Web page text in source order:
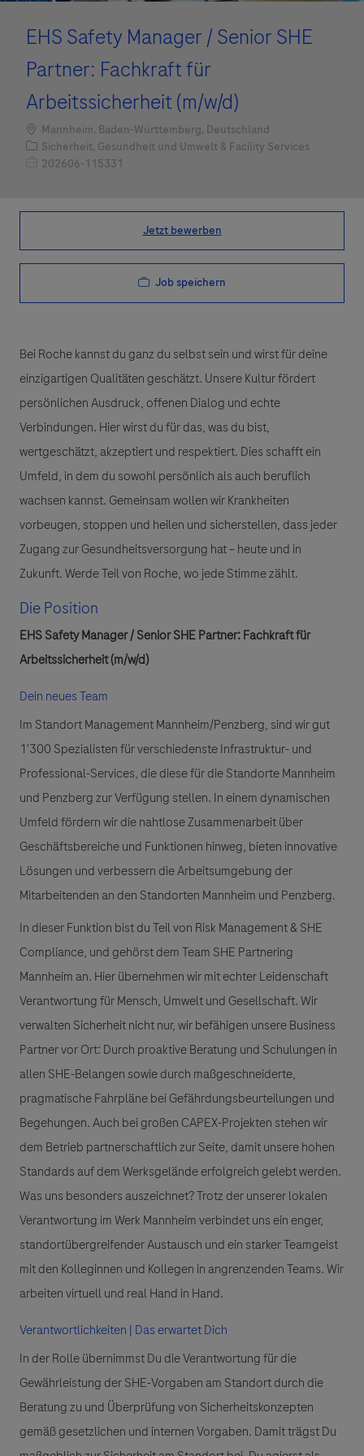
EHS Safety Manager / Senior SHE
Partner: Fachkraft für
Arbeitssicherheit (m/w/d)
Standort
Mannheim, Baden-Württemberg, Deutschland
Kategorie
Sicherheit, Gesundheit und Umwelt & Facility Services
Job-ID202606-115331
Jetzt bewerben
Job speichern
Bei Roche kannst du ganz du selbst sein und wirst für deine
einzigartigen Qualitäten geschätzt. Unsere Kultur fördert
persönlichen Ausdruck, offenen Dialog und echte
Verbindungen. Hier wirst du für das, was du bist,
wertgeschätzt, akzeptiert und respektiert. Dies schafft ein
Umfeld, in dem du sowohl persönlich als auch beruflich
wachsen kannst. Gemeinsam wollen wir Krankheiten
vorbeugen, stoppen und heilen und sicherstellen, dass jeder
Zugang zur Gesundheitsversorgung hat – heute und in
Zukunft. Werde Teil von Roche, wo jede Stimme zählt.
Die Position
EHS Safety Manager / Senior SHE Partner: Fachkraft für
Arbeitssicherheit (m/w/d)
Dein neues Team
Im Standort Management Mannheim/Penzberg, sind wir gut
1'300 Spezialisten für verschiedenste Infrastruktur- und
Professional-Services, die diese für die Standorte Mannheim
und Penzberg zur Verfügung stellen. In einem dynamischen
Umfeld fördern wir die nahtlose Zusammenarbeit über
Geschäftsbereiche und Funktionen hinweg, bieten innovative
Lösungen und verbessern die Arbeitsumgebung der
Mitarbeitenden an den Standorten Mannheim und Penzberg.
In dieser Funktion bist du Teil von Risk Management & SHE
Compliance, und gehörst dem Team SHE Partnering
Mannheim an. Hier übernehmen wir mit echter Leidenschaft
Verantwortung für Mensch, Umwelt und Gesellschaft. Wir
verwalten Sicherheit nicht nur, wir befähigen unsere Business
Partner vor Ort: Durch proaktive Beratung und Schulungen in
allen SHE-Belangen sowie durch maßgeschneiderte,
pragmatische Fahrpläne bei Gefährdungsbeurteilungen und
Begehungen. Auch bei großen CAPEX-Projekten stehen wir
dem Betrieb partnerschaftlich zur Seite, damit unsere hohen
Standards auf dem Werksgelände erfolgreich gelebt werden.
Was uns besonders auszeichnet? Trotz der unserer lokalen
Verantwortung im Werk Mannheim verbindet uns ein enger,
standortübergreifender Austausch und ein starker Teamgeist
mit den Kolleginnen und Kollegen in angrenzenden Teams. Wir
arbeiten virtuell und real Hand in Hand.
Verantwortlichkeiten | Das erwartet Dich
In der Rolle übernimmst Du die Verantwortung für die
Gewährleistung der SHE-Vorgaben am Standort durch die
Beratung zu und Überprüfung von Sicherheitskonzepten
gemäß gesetzlichen und internen Vorgaben. Damit trägst Du